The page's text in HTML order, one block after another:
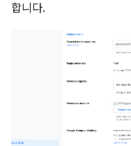
합니다.